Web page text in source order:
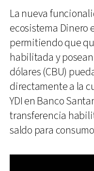
La nueva
ecosistema Dinero
permitiendo que
habilitada y
dólares (CBU)
directamente a la
YDI en Banco
transferencia
saldo para